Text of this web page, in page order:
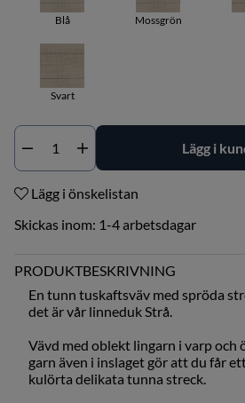
Blå Mossgrön
Svart
Antal Lägg i
Lägg i önskelistan
Skickas inom: 1-4 arbetsdagar
PRODUKTBESKRIVNING
En tunn tuskaftsväv med spröda
det är vår linneduk Strå.
Vävd med oblekt lingarn i varp och
garn även i inslaget gör att du får
kulörta delikata tunna streck.